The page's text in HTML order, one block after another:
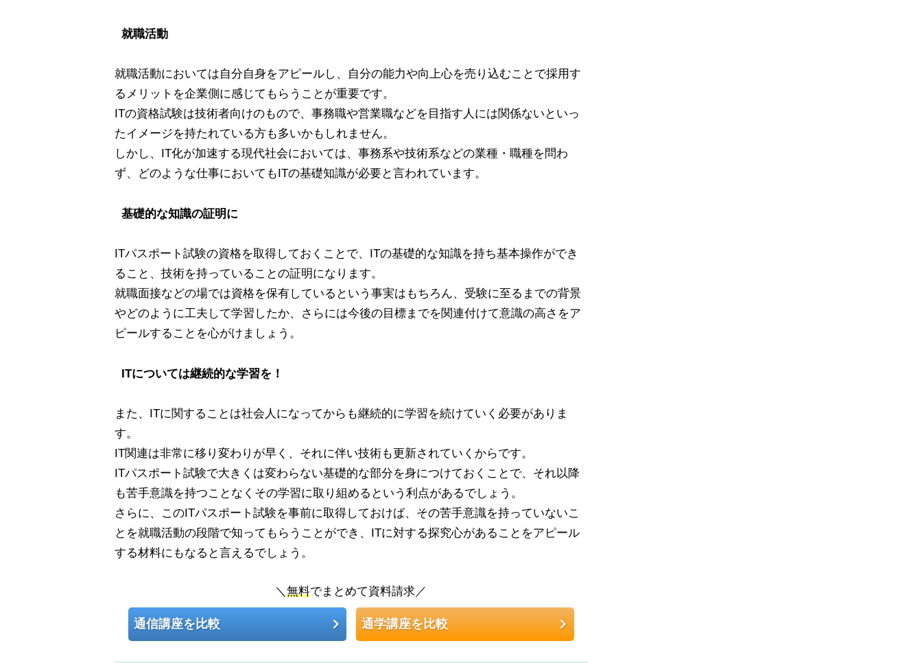
就職活動
就職活動においては自分自身をアピールし、自分の能力や向上心を売り込むことで採用す
るメリットを企業側に感じてもらうことが重要です。
ITの資格試験は技術者向けのもので、事務職や営業職などを目指す人には関係ないといっ
たイメージを持たれている方も多いかもしれません。
しかし、IT化が加速する現代社会においては、事務系や技術系などの業種・職種を問わ
ず、どのような仕事においてもITの基礎知識が必要と言われています。
基礎的な知識の証明に
ITパスポート試験の資格を取得しておくことで、ITの基礎的な知識を持ち基本操作ができ
ること、技術を持っていることの証明になります。
就職面接などの場では資格を保有しているという事実はもちろん、受験に至るまでの背景
やどのように工夫して学習したか、さらには今後の目標までを関連付けて意識の高さをア
ピールすることを心がけましょう。
ITについては継続的な学習を！
また、ITに関することは社会人になってからも継続的に学習を続けていく必要がありま
す。
IT関連は非常に移り変わりが早く、それに伴い技術も更新されていくからです。
ITパスポート試験で大きくは変わらない基礎的な部分を身につけておくことで、それ以降
も苦手意識を持つことなくその学習に取り組めるという利点があるでしょう。
さらに、このITパスポート試験を事前に取得しておけば、その苦手意識を持っていないこ
とを就職活動の段階で知ってもらうことができ、ITに対する探究心があることをアピール
する材料にもなると言えるでしょう。
＼無料でまとめて資料請求／
通信講座を比較 通学講座を比較